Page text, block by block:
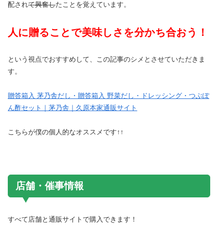
配されて興奮したことを覚えています。
人に贈ることで美味しさを分かち合おう！
という視点でおすすめして、この記事のシメとさせていただきま
す。
贈答箱入 茅乃舎だし・贈答箱入 野菜だし・ドレッシング・つぶぽ
ん酢セット｜茅乃舎｜久原本家通販サイト
こちらが僕の個人的なオススメです↑↑
店舗・催事情報
すべて店舗と通販サイトで購入できます！